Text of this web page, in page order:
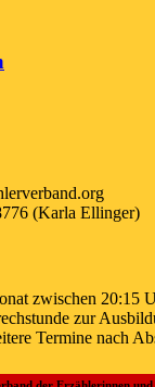
(Karla Ellinger)
zwischen 20:15
zur
Termine nach